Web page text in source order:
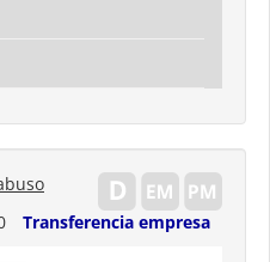
Transferencia empresa